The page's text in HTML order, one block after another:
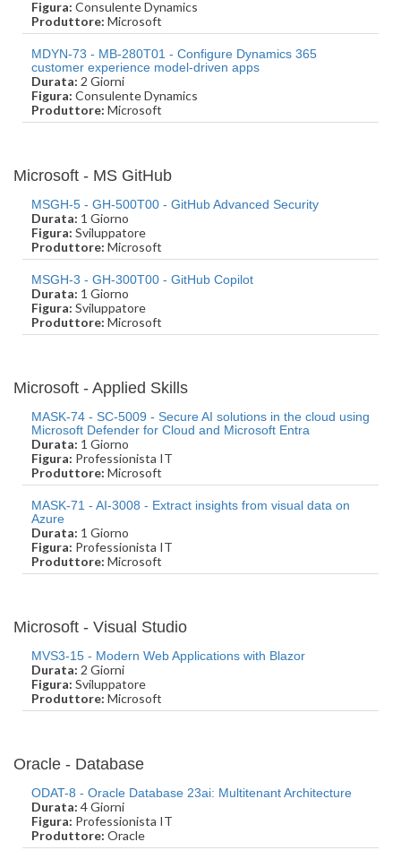
Figura: Consulente Dynamics
Produttore: Microsoft
MDYN-73 - MB-280T01 - Configure Dynamics 365
customer experience model-driven apps
Durata: 2 Giorni
Figura: Consulente Dynamics
Produttore: Microsoft
Microsoft - MS GitHub
MSGH-5 - GH-500T00 - GitHub Advanced Security
Durata: 1 Giorno
Figura: Sviluppatore
Produttore: Microsoft
MSGH-3 - GH-300T00 - GitHub Copilot
Durata: 1 Giorno
Figura: Sviluppatore
Produttore: Microsoft
Microsoft - Applied Skills
MASK-74 - SC-5009 - Secure AI solutions in the cloud using
Microsoft Defender for Cloud and Microsoft Entra
Durata: 1 Giorno
Figura: Professionista IT
Produttore: Microsoft
MASK-71 - AI-3008 - Extract insights from visual data on
Azure
Durata: 1 Giorno
Figura: Professionista IT
Produttore: Microsoft
Microsoft - Visual Studio
MVS3-15 - Modern Web Applications with Blazor
Durata: 2 Giorni
Figura: Sviluppatore
Produttore: Microsoft
Oracle - Database
ODAT-8 - Oracle Database 23ai: Multitenant Architecture
Durata: 4 Giorni
Figura: Professionista IT
Produttore: Oracle